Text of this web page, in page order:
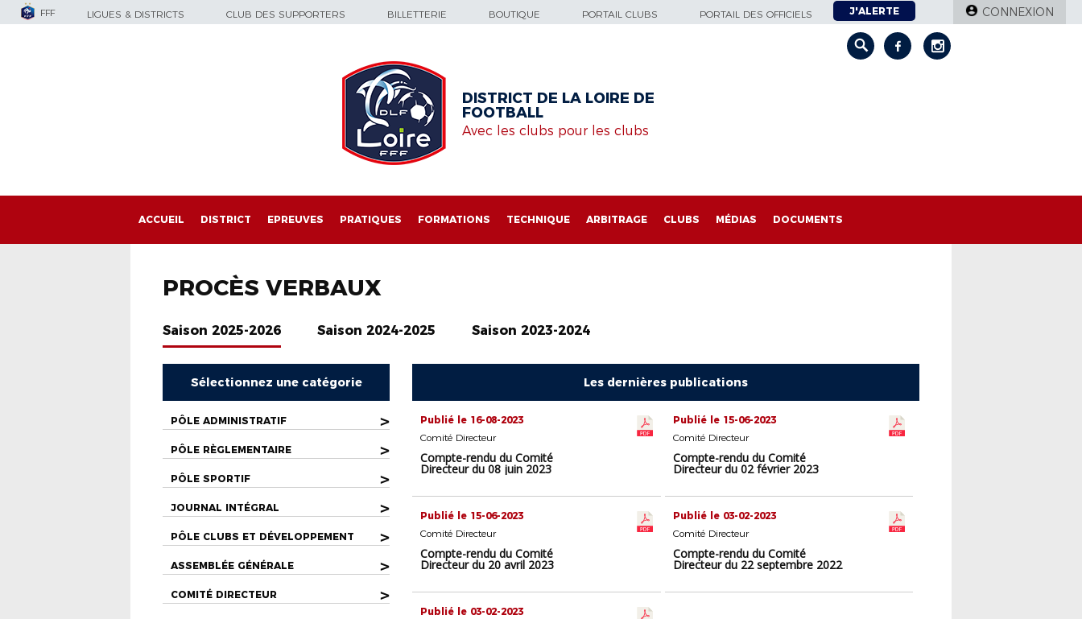
FFF LIGUES & DISTRICTS CLUB DES SUPPORTERS BILLETTERIE BOUTIQUE PORTAIL CLUBS PORTAIL DES OFFICIELS J'ALERTE CONNEXION
DISTRICT DE LA LOIRE DE
FOOTBALL
Avec les clubs pour les clubs
ACCUEIL DISTRICT EPREUVES PRATIQUES FORMATIONS TECHNIQUE ARBITRAGE CLUBS MÉDIAS DOCUMENTS
PROCÈS VERBAUX
Saison 2025-2026 Saison 2024-2025 Saison 2023-2024
Sélectionnez une catégorie
PÔLE ADMINISTRATIF >
PÔLE RÈGLEMENTAIRE >
PÔLE SPORTIF >
JOURNAL INTÉGRAL >
PÔLE CLUBS ET DÉVELOPPEMENT >
ASSEMBLÉE GÉNÉRALE >
COMITÉ DIRECTEUR >
Les dernières publications
Publié le 16-08-2023
Comité Directeur
Compte-rendu du Comité
Directeur du 08 juin 2023
Publié le 15-06-2023
Comité Directeur
Compte-rendu du Comité
Directeur du 02 février 2023
Publié le 15-06-2023
Comité Directeur
Compte-rendu du Comité
Directeur du 20 avril 2023
Publié le 03-02-2023
Comité Directeur
Compte-rendu du Comité
Directeur du 22 septembre 2022
Publié le 03-02-2023